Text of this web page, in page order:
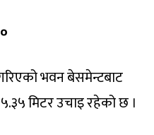
भवन बेसमेन्टबाट
मिटर उचाइ रहेको छ ।